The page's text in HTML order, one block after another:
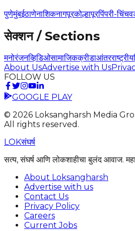
पुणेमुंबईठाणेनाशिकनागपूरकोल्हापूरपिंपरी-
सेक्शन / Sections
मनोरंजनव्हिडिओसामाजिकक्रीडाआंतरराष्ट्रीय
About UsAdvertise with Us
FOLLOW US
GOOGLE PLAY
© 2026 Loksangharsh Media
All rights reserved.
LOKसंघर्ष
सत्य, संघर्ष आणि लोकशाहीचा बुलंद आवाज.
About Loksangharsh
Advertise with us
Contact Us
Privacy Policy
Careers
Current Jobs